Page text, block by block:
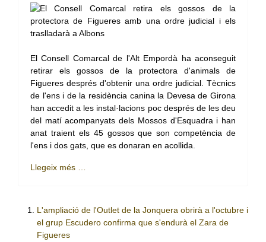
El Consell Comarcal de l'Alt Empordà ha aconseguit
retirar els gossos de la protectora d'animals de
Figueres després d'obtenir una ordre judicial. Tècnics
de l'ens i de la residència canina la Devesa de Girona
han accedit a les instal·lacions poc després de les deu
del matí acompanyats dels Mossos d'Esquadra i han
anat traient els 45 gossos que son competència de
l'ens i dos gats, que es donaran en acollida.
Llegeix més …
L'ampliació de l'Outlet de la Jonquera obrirà a l'octubre i
el grup Escudero confirma que s'endurà el Zara de
Figueres